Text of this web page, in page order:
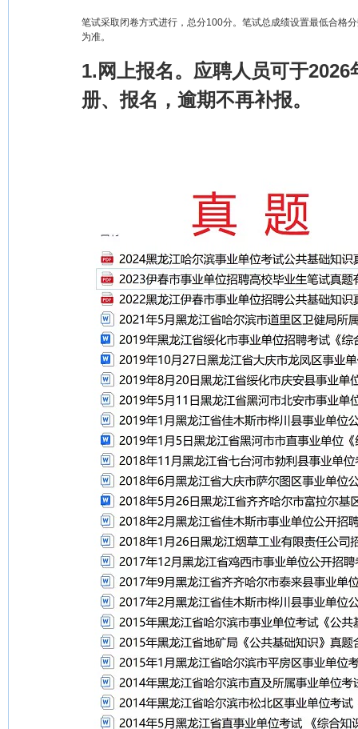
笔试采取闭卷方式进行，总分100分。笔试总成绩设置最低合格
为准。
1.网上报名。应聘人员可于
册、报名，逾期不再补报。